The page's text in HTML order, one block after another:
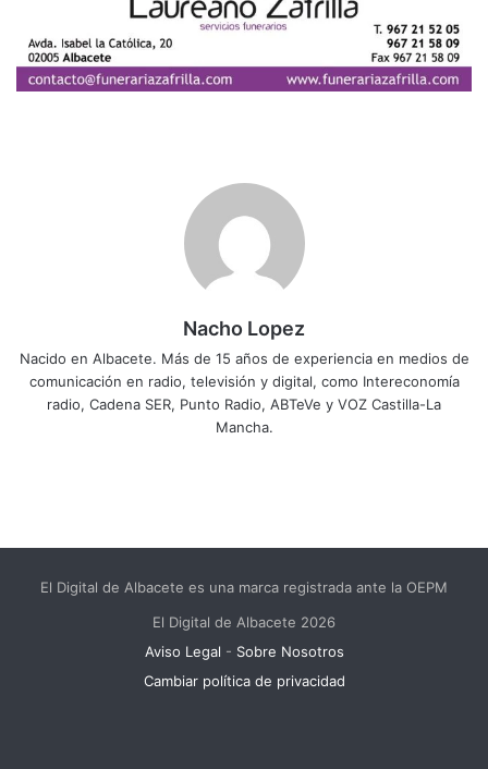
Nacho Lopez
Nacido en Albacete. Más de 15 años de experiencia en medios de
comunicación en radio, televisión y digital, como Intereconomía
radio, Cadena SER, Punto Radio, ABTeVe y VOZ Castilla-La
Mancha.
El Digital de Albacete es una marca registrada ante la OEPM
El Digital de Albacete 2026
Aviso Legal - Sobre Nosotros
Cambiar política de privacidad